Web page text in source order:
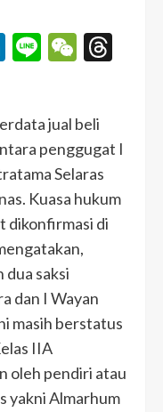
LinkedIn
Line
jual beli
penggugat I
Selaras
Kuasa hukum
dikonfirmasi di
dua saksi
dan I Wayan
masih berstatus
IIA
oleh pendiri atau
yakni Almarhum